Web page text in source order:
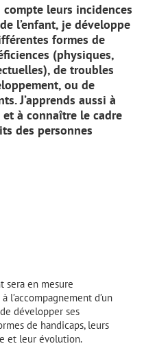
leurs incidences
l’enfant, je développe
formes de
(physiques,
de troubles
ou de
J’apprends aussi à
à connaître le cadre
des personnes
sera en mesure
l’accompagnement d’un
développer ses
de handicaps, leurs
et leur évolution.